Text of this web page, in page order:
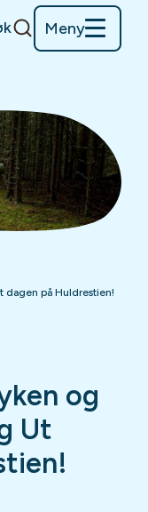
Meny
dagen på Huldrestien!
og
Ut